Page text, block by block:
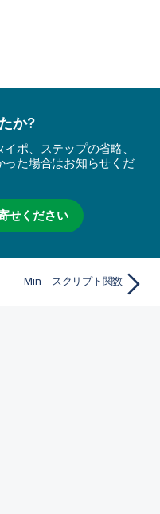
か?
ポ、ステップの省略、
た場合はお知らせくだ
せください
Min - スクリプト関数